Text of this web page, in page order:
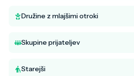
Družine z mlajšimi otroki
Skupine prijateljev
Starejši